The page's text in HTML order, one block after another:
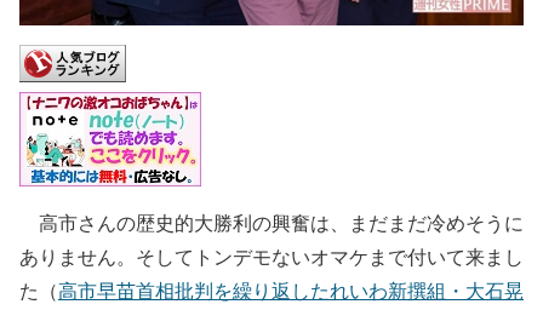
高市さんの歴史的大勝利の興奮は、まだまだ冷めそうに
ありません。そしてトンデモないオマケまで付いて来まし
た（高市早苗首相批判を繰り返したれいわ新撰組・大石晃